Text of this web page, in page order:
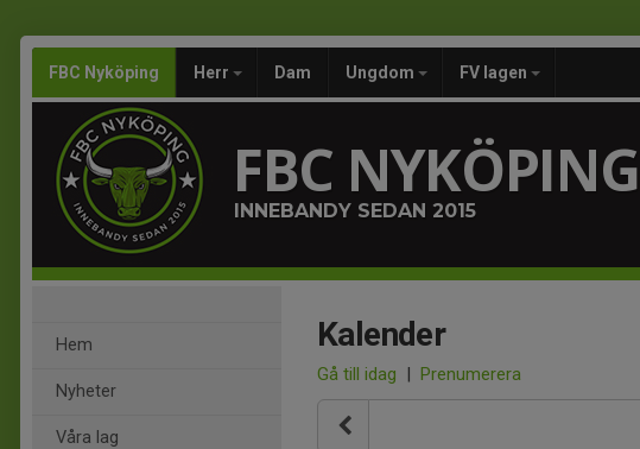
FBC Nyköping Herr Dam Ungdom FV lagen
FBC NYKÖPING
INNEBANDY SEDAN 2015
Hem
Nyheter
Våra lag
Kalender
Gå till idag | Prenumerera